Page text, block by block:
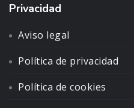
Privacidad
Aviso legal
Política de privacidad
Política de cookies